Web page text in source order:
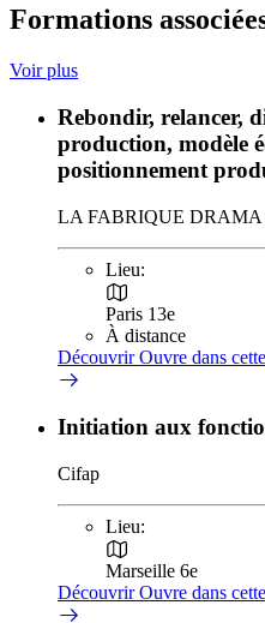
Formations
Voir plus
Rebondir, relancer,
production, modèle
positionnement
LA FABRIQUE DRAMA
Lieu:
Paris 13e
À distance
DécouvrirOuvre dans
Initiation aux
Cifap
Lieu:
Marseille 6e
DécouvrirOuvre dans